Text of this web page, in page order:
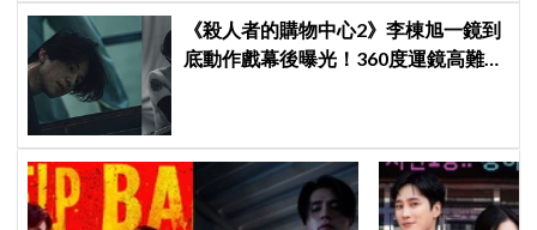
《殺人者的購物中心2》李棟旭一鏡到
底動作戲幕後曝光！360度運鏡高難度